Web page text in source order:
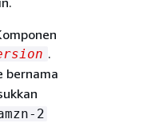
.
bernama
2